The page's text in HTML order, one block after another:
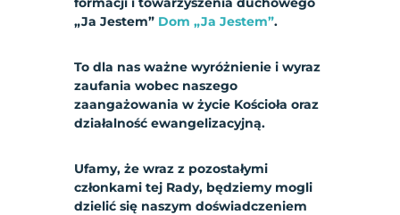
„Ja Jestem” Dom „Ja Jestem”.
To dla nas ważne wyróżnienie i wyraz
zaufania wobec naszego
zaangażowania w życie Kościoła oraz
działalność ewangelizacyjną.
Ufamy, że wraz z pozostałymi
członkami tej Rady, będziemy mogli
dzielić się naszym doświadczeniem